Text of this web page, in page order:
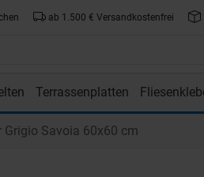
ab 1.500 € Versandkostenfrei
Terrassenplatten
Savoia 60x60 cm